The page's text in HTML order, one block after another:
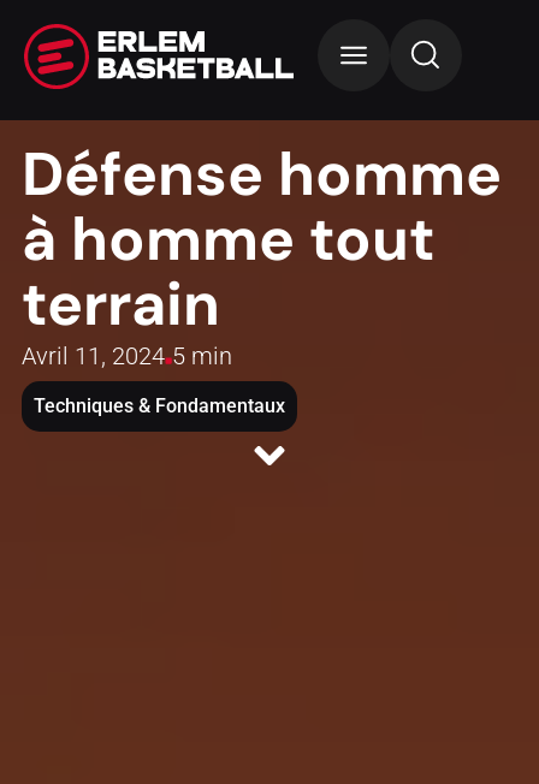
Défense homme
à homme tout
terrain
Avril 11, 2024 5 min
Techniques & Fondamentaux